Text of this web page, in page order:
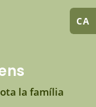
CA
la família